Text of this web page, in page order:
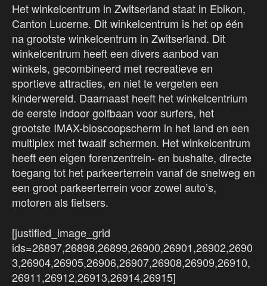
Het winkelcentrum in Zwitserland staat in Ebikon,
Canton Lucerne. Dit winkelcentrum is het op één
na grootste winkelcentrum in Zwitserland. Dit
winkelcentrum heeft een divers aanbod van
winkels, gecombineerd met recreatieve en
sportieve attracties, en niet te vergeten een
kinderwereld. Daarnaast heeft het winkelcentrium
de eerste indoor golfbaan voor surfers, het
grootste IMAX-bioscoopscherm in het land en een
multiplex met twaalf schermen. Het winkelcentrum
heeft een eigen forenzentrein- en bushalte, directe
toegang tot het parkeerterrein vanaf de snelweg en
een groot parkeerterrein voor zowel auto’s,
motoren als fietsers.
[justified_image_grid
ids=26897,26898,26899,26900,26901,26902,2690
3,26904,26905,26906,26907,26908,26909,26910,
26911,26912,26913,26914,26915]